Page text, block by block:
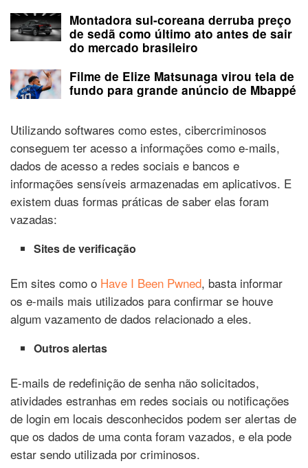
Montadora sul-coreana derruba preço
de sedã como último ato antes de sair
do mercado brasileiro
Filme de Elize Matsunaga virou tela de
fundo para grande anúncio de Mbappé
Utilizando softwares como estes, cibercriminosos
conseguem ter acesso a informações como e-mails,
dados de acesso a redes sociais e bancos e
informações sensíveis armazenadas em aplicativos. E
existem duas formas práticas de saber elas foram
vazadas:
Sites de verificação
Em sites como o Have I Been Pwned, basta informar
os e-mails mais utilizados para confirmar se houve
algum vazamento de dados relacionado a eles.
Outros alertas
E-mails de redefinição de senha não solicitados,
atividades estranhas em redes sociais ou notificações
de login em locais desconhecidos podem ser alertas de
que os dados de uma conta foram vazados, e ela pode
estar sendo utilizada por criminosos.